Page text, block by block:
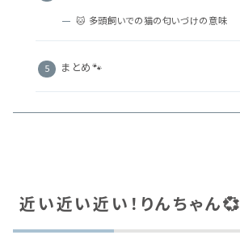
🐱 多頭飼いでの猫の匂いづけの意味
まとめ🐾
近い近い近い！りんちゃん💞